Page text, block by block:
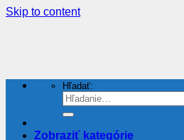
Skip to content
Hľadať:
Zobraziť kategórie